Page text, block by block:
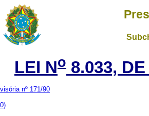
LEI No 8.033,
nº 171/90